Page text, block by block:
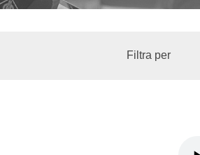
Filtra per